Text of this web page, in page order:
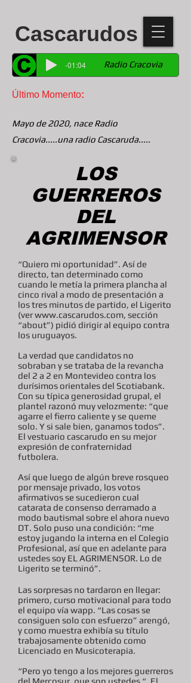
Cascarudos
-01:04 Radio Cracovia
Último Momento:
Mayo de 2020, nace Radio
Cracovia.....una radio Cascaruda.....
LOS
GUERREROS
DEL
AGRIMENSOR
“Quiero mi oportunidad”. Así de
directo, tan determinado como
cuando le metía la primera plancha al
cinco rival a modo de presentación a
los tres minutos de partido, el Ligerito
(verwww.cascarudos.com, sección
“about”) pidió dirigir al equipo contra
los uruguayos.
La verdad que candidatos no
sobraban y se trataba de la revancha
del 2 a 2 en Montevideo contra los
durísimos orientales del Scotiabank.
Con su típica generosidad grupal, el
plantel razonó muy velozmente: “que
agarre el fierro caliente y se queme
solo. Y si sale bien, ganamos todos”.
El vestuario cascarudo en su mejor
expresión de confraternidad
futbolera.
Así que luego de algún breve rosqueo
por mensaje privado, los votos
afirmativos se sucedieron cual
catarata de consenso derramado a
modo bautismal sobre el ahora nuevo
DT. Solo puso una condición: “me
estoy jugando la interna en el Colegio
Profesional, así que en adelante para
ustedes soy EL AGRIMENSOR. Lo de
Ligerito se terminó”.
Las sorpresas no tardaron en llegar:
primero, curso motivacional para todo
el equipo vía wapp. “Las cosas se
consiguen solo con esfuerzo” arengó,
y como muestra exhibía su título
trabajosamente obtenido como
Licenciado en Musicoterapia.
“Pero yo tengo a los mejores guerreros
del Mercosur, que son ustedes “. El